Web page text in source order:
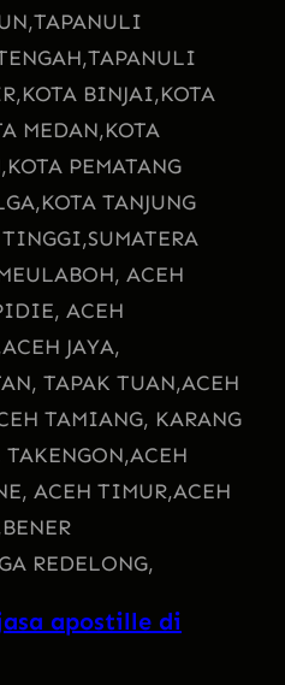
TAPANULI
TAPANULI
KOTA BINJAI,KOTA
MEDAN,KOTA
KOTA PEMATANG
KOTA TANJUNG
TINGGI,SUMATERA
ACEH
ACEH
ACEH JAYA,
TAPAK TUAN,ACEH
TAMIANG, KARANG
ACEH
ACEH TIMUR,ACEH
BENER
REDELONG,
apostille di